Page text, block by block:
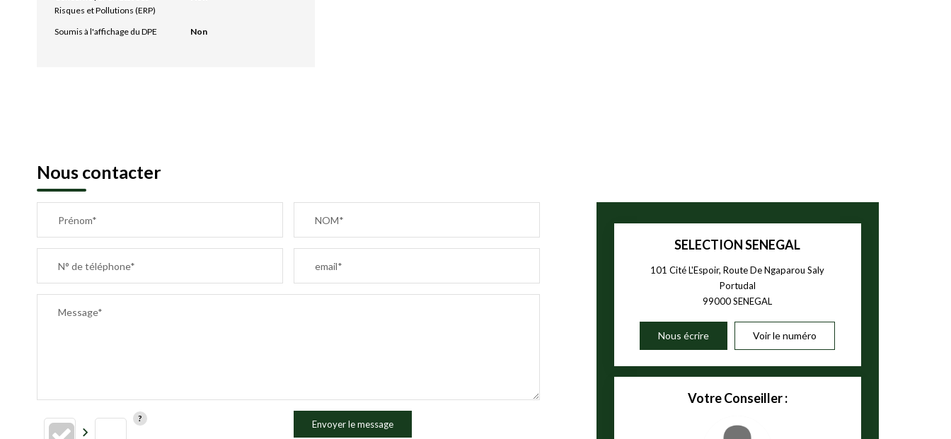
Risques et Pollutions (ERP)
Soumis à l'affichage du DPE Non
Nous contacter
Prénom* NOM*
N° de téléphone* email*
Message*
Envoyer le message
SELECTION SENEGAL
101 Cité L'Espoir, Route De Ngaparou Saly
Portudal
99000SENEGAL
Nous écrire Voir le numéro
Votre Conseiller :